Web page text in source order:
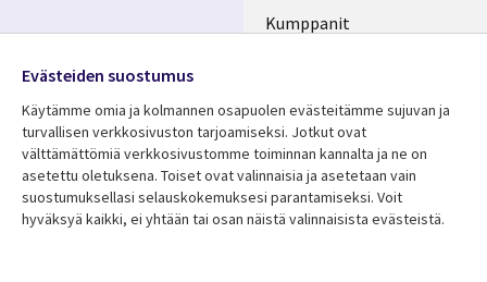
Kumppanit
Resurssikeskus
Library
Asiakastarinat
Lisätietoa
Legal
Tietosuoja
Media
FINLAND
Evästeiden suostumus
Käytämme omia ja kolmannen osapuolen evästeitämme sujuvan ja
turvallisen verkkosivuston tarjoamiseksi. Jotkut ovat
välttämättömiä verkkosivustomme toiminnan kannalta ja ne on
asetettu oletuksena. Toiset ovat valinnaisia ​​ja asetetaan vain
suostumuksellasi selauskokemuksesi parantamiseksi. Voit
hyväksyä kaikki, ei yhtään tai osan näistä valinnaisista evästeistä.